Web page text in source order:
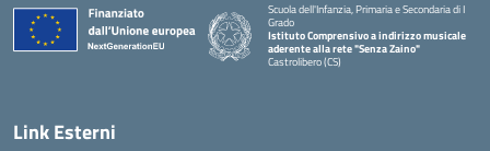
Scuola dell'Infanzia, Primaria e Secondaria di I
Grado
Istituto Comprensivo a indirizzo musicale
aderente alla rete "Senza Zaino"
Castrolibero (CS)
Link Esterni